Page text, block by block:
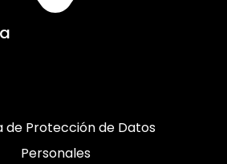
de Protección de Datos
Personales